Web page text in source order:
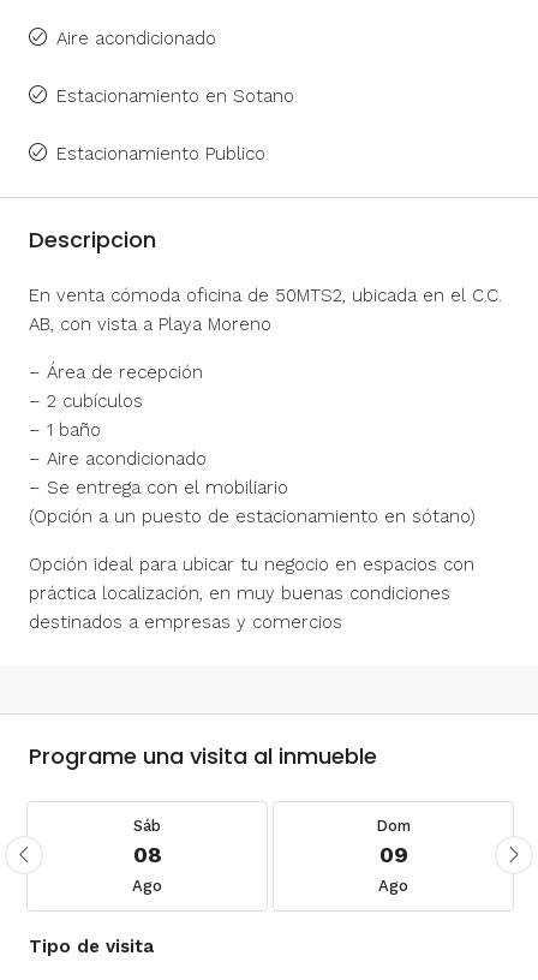
Aire acondicionado
Estacionamiento en Sotano
Estacionamiento Publico
Descripcion
En venta cómoda oficina de 50MTS2, ubicada en el C.C.
AB, con vista a Playa Moreno
– Área de recepción
– 2 cubículos
– 1 baño
– Aire acondicionado
– Se entrega con el mobiliario
(Opción a un puesto de estacionamiento en sótano)
Opción ideal para ubicar tu negocio en espacios con
práctica localización, en muy buenas condiciones
destinados a empresas y comercios
Programe una visita al inmueble
Sáb
08
Ago
Dom
09
Ago
Tipo de visita